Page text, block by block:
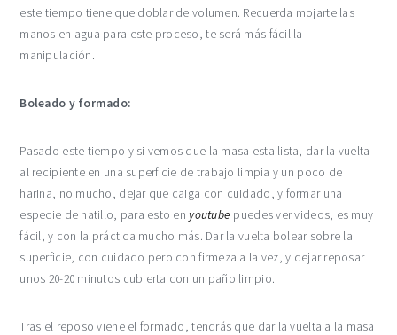
este tiempo tiene que doblar de volumen. Recuerda mojarte las
manos en agua para este proceso, te será más fácil la
manipulación.
Boleado y formado:
Pasado este tiempo y si vemos que la masa esta lista, dar la vuelta
al recipiente en una superficie de trabajo limpia y un poco de
harina, no mucho, dejar que caiga con cuidado, y formar una
especie de hatillo, para esto en youtube puedes ver videos, es muy
fácil, y con la práctica mucho más. Dar la vuelta bolear sobre la
superficie, con cuidado pero con firmeza a la vez, y dejar reposar
unos 20-20 minutos cubierta con un paño limpio.
Tras el reposo viene el formado, tendrás que dar la vuelta a la masa